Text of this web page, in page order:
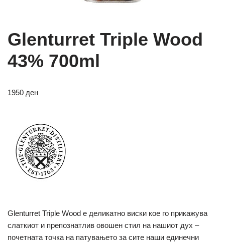
Glenturret Triple Wood
43% 700ml
1950 ден
Glenturret Triple Wood е деликатно виски кое го прикажува
слаткиот и препознатлив овошен стил на нашиот дух –
почетната точка на патувањето за сите наши единечни